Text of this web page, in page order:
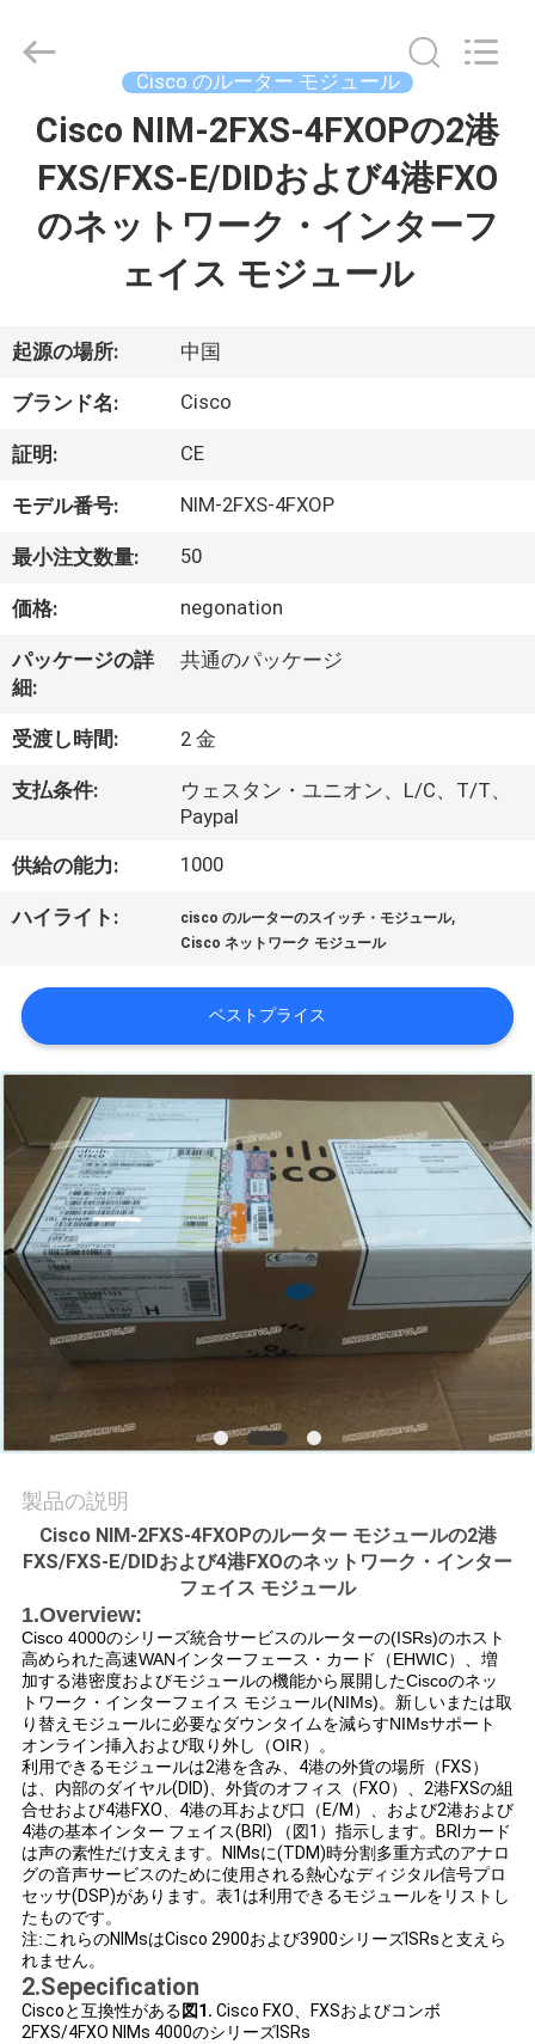
ビ
デ
オ
わ
た
し
に
つ
い
工
場
ツ
ア
ー
品
理
く
だ
さ
い
ニ
ュ
ー
ス
LonRise
Equipment
Cisco のルーター モジュール
Cisco NIM-2FXS-4FXOPの2港
FXS/FXS-E/DIDおよび4港FXO
のネットワーク・インターフ
ェイス モジュール
起源の場所: 中国
ブランド名: Cisco
証明: CE
モデル番号: NIM-2FXS-4FXOP
最小注文数量: 50
価格: negonation
パッケージの詳
細:
共通のパッケージ
受渡し時間: 2 金
支払条件:
ウェスタン・ユニオン、L/C、T/T、
Paypal
供給の能力: 1000
ハイライト: cisco のルーターのスイッチ・モジュール,
Cisco ネットワーク モジュール
ベストプライス
製品の説明
Cisco NIM-2FXS-4FXOPのルーター モジュールの2港
FXS/FXS-E/DIDおよび4港FXOのネットワーク・インター
フェイス モジュール
1.Overview:
Cisco 4000のシリーズ統合サービスのルーターの(ISRs)のホスト
高められた高速WANインターフェース・カード（EHWIC）、増
加する港密度およびモジュールの機能から展開したCiscoのネッ
トワーク・インターフェイス モジュール(NIMs)。新しいまたは取
り替えモジュールに必要なダウンタイムを減らすNIMsサポート
オンライン挿入および取り外し（OIR）。
利用できるモジュールは2港を含み、4港の外貨の場所（FXS）
は、内部のダイヤル(DID)、外貨のオフィス（FXO）、2港FXSの組
合せおよび4港FXO、4港の耳および口（E/M）、および2港および
4港の基本インター フェイス(BRI) （図1）指示します。BRIカード
は声の素性だけ支えます。NIMsに(TDM)時分割多重方式のアナロ
グの音声サービスのために使用される熱心なディジタル信号プロ
セッサ(DSP)があります。表1は利用できるモジュールをリストし
たものです。
注:これらのNIMsはCisco 2900および3900シリーズISRsと支えら
れません。
2.Sepecification
Ciscoと互換性がある図1. Cisco FXO、FXSおよびコンボ
2FXS/4FXO NIMs 4000のシリーズISRs